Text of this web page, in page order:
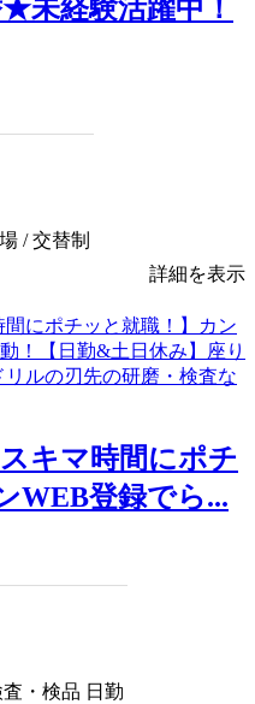
未経験活躍中！
/ 交替制
詳細を表示
スキマ時間にポチ
WEB登録でら...
・検品 日勤